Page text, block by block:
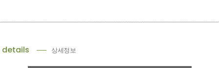
details 상세정보